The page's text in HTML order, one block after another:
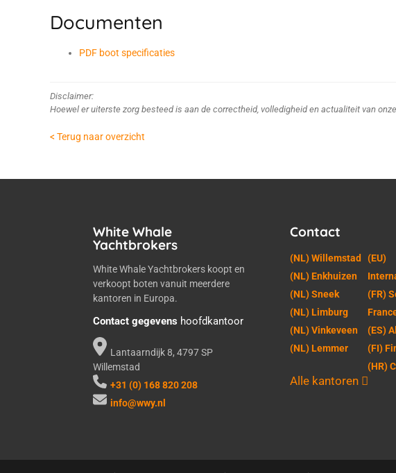
Documenten
PDF boot specificaties
Disclaimer:
Hoewel er uiterste zorg besteed is aan de correctheid, volledigheid en actualiteit van
< Terug naar overzicht
White Whale
Yachtbrokers
White Whale Yachtbrokers koopt en
verkoopt boten vanuit meerdere
kantoren in Europa.
Contact gegevens hoofdkantoor
Lantaarndijk 8, 4797 SP
Willemstad
+31 (0) 168 820 208
info@wwy.nl
Contact
(NL) Willemstad
(NL) Enkhuizen
(NL) Sneek
(NL) Limburg
(NL) Vinkeveen
(NL) Lemmer
(EU)
(FR)
(ES)
(FI)
(HR)
Alle kantoren